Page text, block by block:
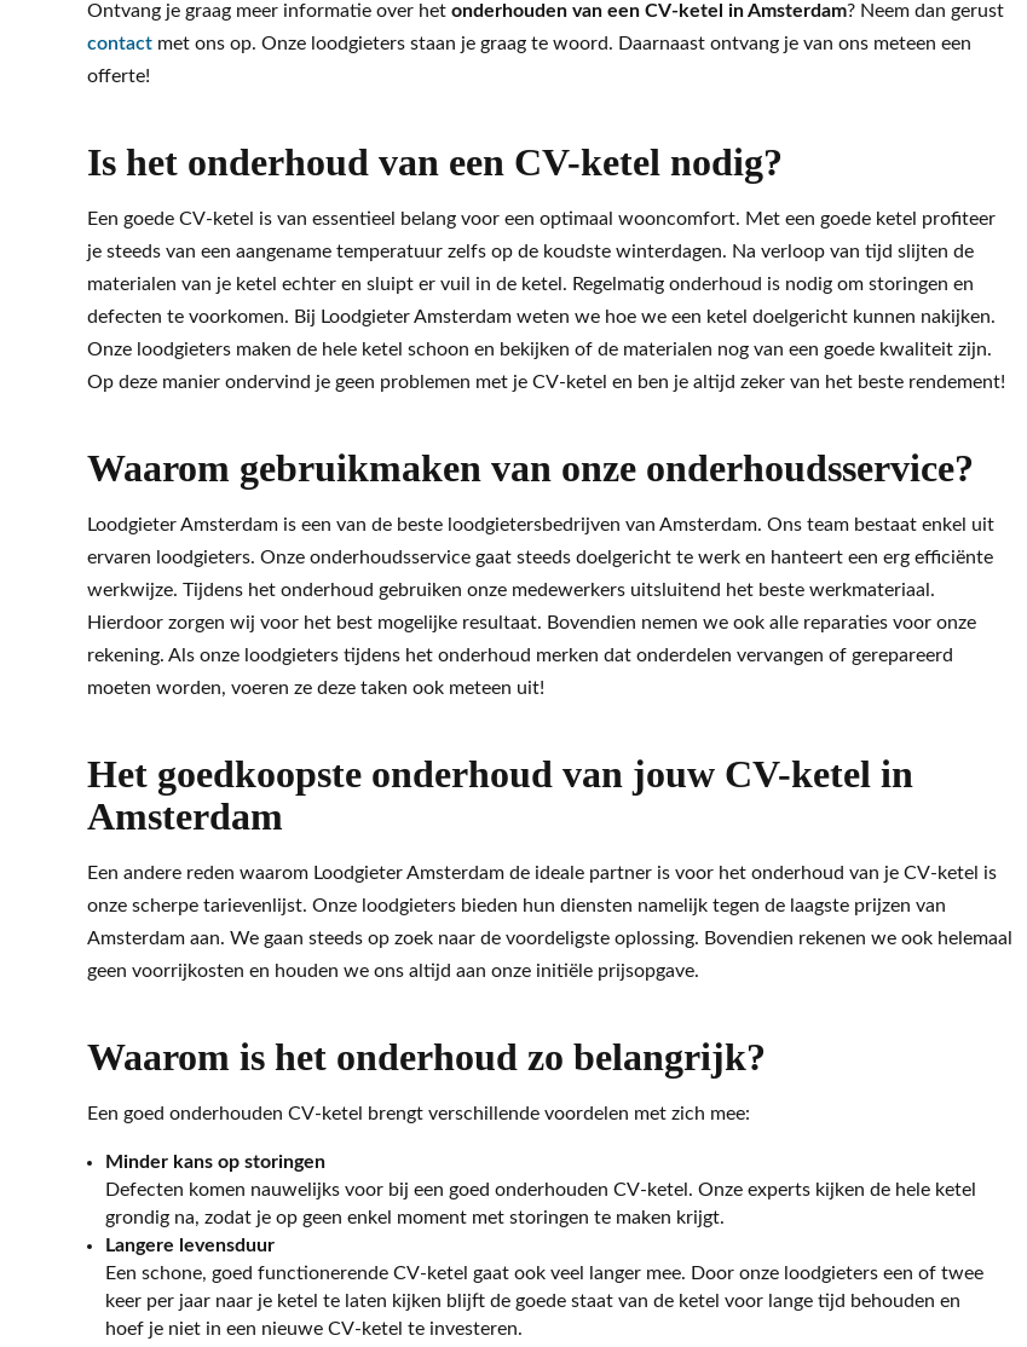
Ontvang je graag meer informatie over het onderhouden van een CV-ketel in Amsterdam? Neem dan gerust
contact met ons op. Onze loodgieters staan je graag te woord. Daarnaast ontvang je van ons meteen een
offerte!
Is het onderhoud van een CV-ketel nodig?
Een goede CV-ketel is van essentieel belang voor een optimaal wooncomfort. Met een goede ketel profiteer
je steeds van een aangename temperatuur zelfs op de koudste winterdagen. Na verloop van tijd slijten de
materialen van je ketel echter en sluipt er vuil in de ketel. Regelmatig onderhoud is nodig om storingen en
defecten te voorkomen. Bij Loodgieter Amsterdam weten we hoe we een ketel doelgericht kunnen nakijken.
Onze loodgieters maken de hele ketel schoon en bekijken of de materialen nog van een goede kwaliteit zijn.
Op deze manier ondervind je geen problemen met je CV-ketel en ben je altijd zeker van het beste rendement!
Waarom gebruikmaken van onze onderhoudsservice?
Loodgieter Amsterdam is een van de beste loodgietersbedrijven van Amsterdam. Ons team bestaat enkel uit
ervaren loodgieters. Onze onderhoudsservice gaat steeds doelgericht te werk en hanteert een erg efficiënte
werkwijze. Tijdens het onderhoud gebruiken onze medewerkers uitsluitend het beste werkmateriaal.
Hierdoor zorgen wij voor het best mogelijke resultaat. Bovendien nemen we ook alle reparaties voor onze
rekening. Als onze loodgieters tijdens het onderhoud merken dat onderdelen vervangen of gerepareerd
moeten worden, voeren ze deze taken ook meteen uit!
Het goedkoopste onderhoud van jouw CV-ketel in
Amsterdam
Een andere reden waarom Loodgieter Amsterdam de ideale partner is voor het onderhoud van je CV-ketel is
onze scherpe tarievenlijst. Onze loodgieters bieden hun diensten namelijk tegen de laagste prijzen van
Amsterdam aan. We gaan steeds op zoek naar de voordeligste oplossing. Bovendien rekenen we ook helemaal
geen voorrijkosten en houden we ons altijd aan onze initiële prijsopgave.
Waarom is het onderhoud zo belangrijk?
Een goed onderhouden CV-ketel brengt verschillende voordelen met zich mee:
Minder kans op storingen
Defecten komen nauwelijks voor bij een goed onderhouden CV-ketel. Onze experts kijken de hele ketel
grondig na, zodat je op geen enkel moment met storingen te maken krijgt.
Langere levensduur
Een schone, goed functionerende CV-ketel gaat ook veel langer mee. Door onze loodgieters een of twee
keer per jaar naar je ketel te laten kijken blijft de goede staat van de ketel voor lange tijd behouden en
hoef je niet in een nieuwe CV-ketel te investeren.